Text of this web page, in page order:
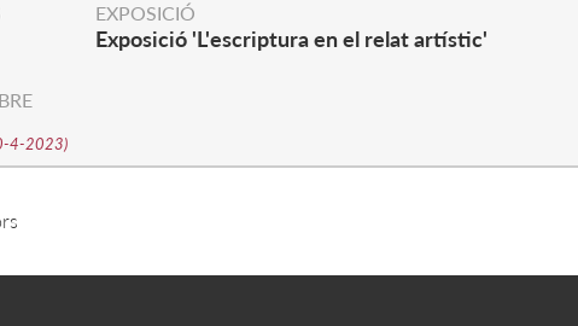
4-2023)
EXPOSICIÓ
Exposició 'L'escriptura en el relat artístic'